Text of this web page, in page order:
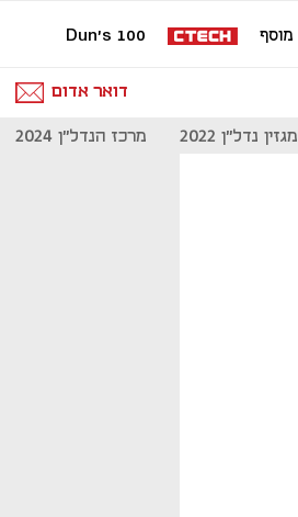
מוסף Dun's 100
דואר אדום
מגזין נדל"ן 2022 מרכז הנדל"ן 2024